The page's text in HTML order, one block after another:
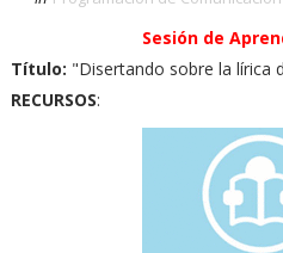
Sesión de
Título: "Disertando sobre la lírica
RECURSOS: